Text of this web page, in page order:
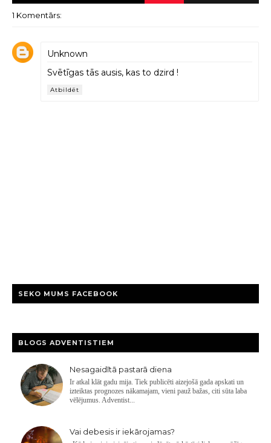
1 Komentārs:
Unknown
Svētīgas tās ausis, kas to dzird !
Atbildēt
SEKO MUMS FACEBOOK
BLOGS ADVENTISTIEM
Nesagaidītā pastarā diena
Ir atkal klāt gadu mija. Tiek publicēti aizejošā gada apskati un
izteiktas prognozes nākamajam, vieni pauž bažas, citi sūta laba
vēlējumus. Adventist...
Vai debesis ir iekārojamas?